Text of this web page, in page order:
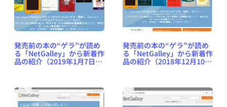
発売前の本の“ゲラ”が読め
る「NetGalley」から新着作
品の紹介（2019年1月7日
発売前の本の“ゲラ”が読め
る「NetGalley」から新着作
品の紹介（2018年12月10日